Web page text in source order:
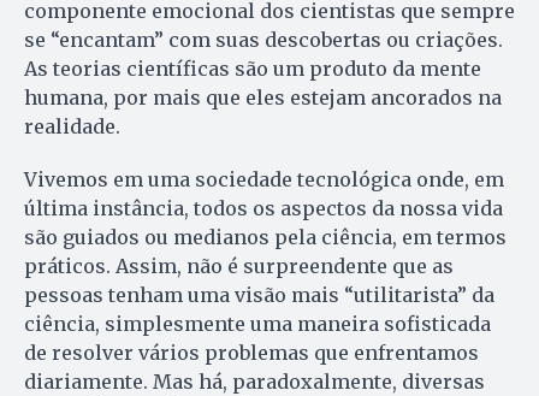
componente emocional dos cientistas que sempre
se “encantam” com suas descobertas ou criações.
As teorias científicas são um produto da mente
humana, por mais que eles estejam ancorados na
realidade.
Vivemos em uma sociedade tecnológica onde, em
última instância, todos os aspectos da nossa vida
são guiados ou medianos pela ciência, em termos
práticos. Assim, não é surpreendente que as
pessoas tenham uma visão mais “utilitarista” da
ciência, simplesmente uma maneira sofisticada
de resolver vários problemas que enfrentamos
diariamente. Mas há, paradoxalmente, diversas